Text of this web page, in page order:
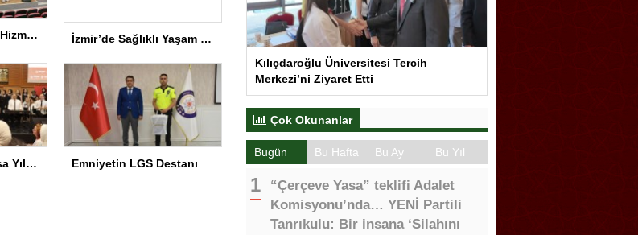
Muhtarlara Sosyal Hizmet Semineri İzmir’de Sağlıklı Yaşam Spor Festivali düzenlendi
Benim Öznem Bursa Yıl Sonu Gösterisi Emniyetin LGS Destanı
Kılıçdaroğlu Üniversitesi Tercih
Merkezi’ni Ziyaret Etti
Çok Okunanlar
Bugün Bu Hafta Bu Ay Bu Yıl
“Çerçeve Yasa” teklifi Adalet
Komisyonu’nda… YENİ Partili
Tanrıkulu: Bir insana ‘Silahını